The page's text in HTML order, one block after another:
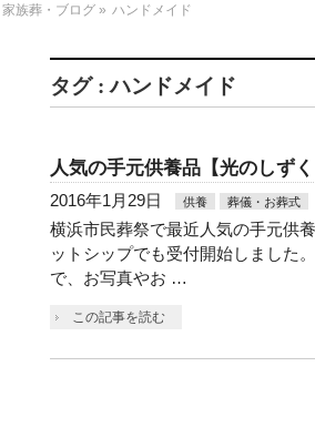
族葬・ブログ » ハンドメイド
タグ : ハンドメイド
人気の手元供養品【光のしず
2016年1月29日 供養 葬儀・お葬式
横浜市民葬祭で最近人気の手元供
ットシップでも受付開始しました
で、お写真やお …
この記事を読む